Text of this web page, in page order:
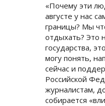
«Почему эти
августе у нас
границы? Мы
отдыхать? Это
государства,
могу понять,
сейчас и
Российской
журналистам,
собирается